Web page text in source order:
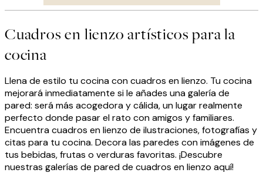
Cuadros en lienzo artísticos para la
cocina
Llena de estilo tu cocina con cuadros en lienzo. Tu cocina
mejorará inmediatamente si le añades una galería de
pared: será más acogedora y cálida, un lugar realmente
perfecto donde pasar el rato con amigos y familiares.
Encuentra cuadros en lienzo de ilustraciones, fotografías y
citas para tu cocina. Decora las paredes con imágenes de
tus bebidas, frutas o verduras favoritas. ¡Descubre
nuestras galerías de pared de cuadros en lienzo aquí!